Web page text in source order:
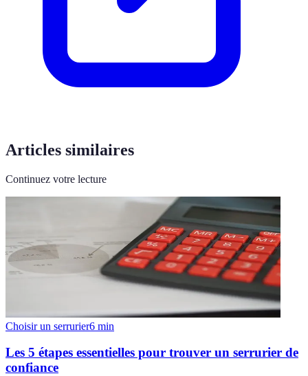
Articles similaires
Continuez votre lecture
Choisir un serrurier6 min
Les 5 étapes essentielles pour trouver un serrurier de
confiance